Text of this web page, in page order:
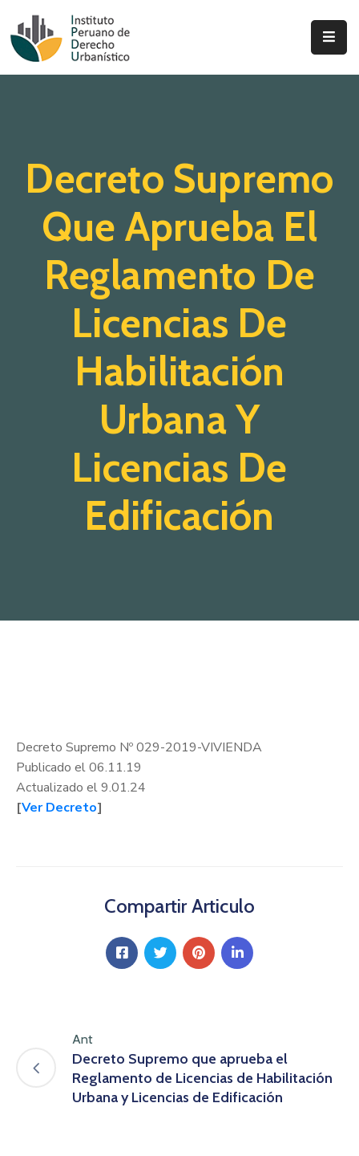
Inicio
Actualidad
Legislación
Ordenanzas
Zonificación
Contáctenos
Decreto Supremo
Que Aprueba El
Reglamento De
Licencias De
Habilitación
Urbana Y
Licencias De
Edificación
Decreto Supremo Nº 029-2019-VIVIENDA
Publicado el 06.11.19
Actualizado el 9.01.24
[Ver Decreto]
Compartir Articulo
Ant
Decreto Supremo que aprueba el
Reglamento de Licencias de Habilitación
Urbana y Licencias de Edificación